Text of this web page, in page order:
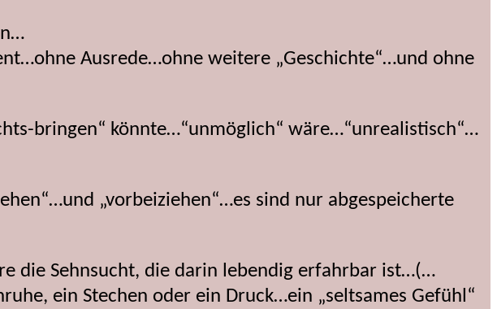
Ausrede…ohne weitere „Geschichte“…und ohne
bringen“ könnte…“unmöglich“ wäre…“unrealistisch“…
„vorbeiziehen“…es sind nur abgespeicherte
die Sehnsucht, die darin lebendig erfahrbar ist…(…
ein Stechen oder ein Druck…ein „seltsames Gefühl“